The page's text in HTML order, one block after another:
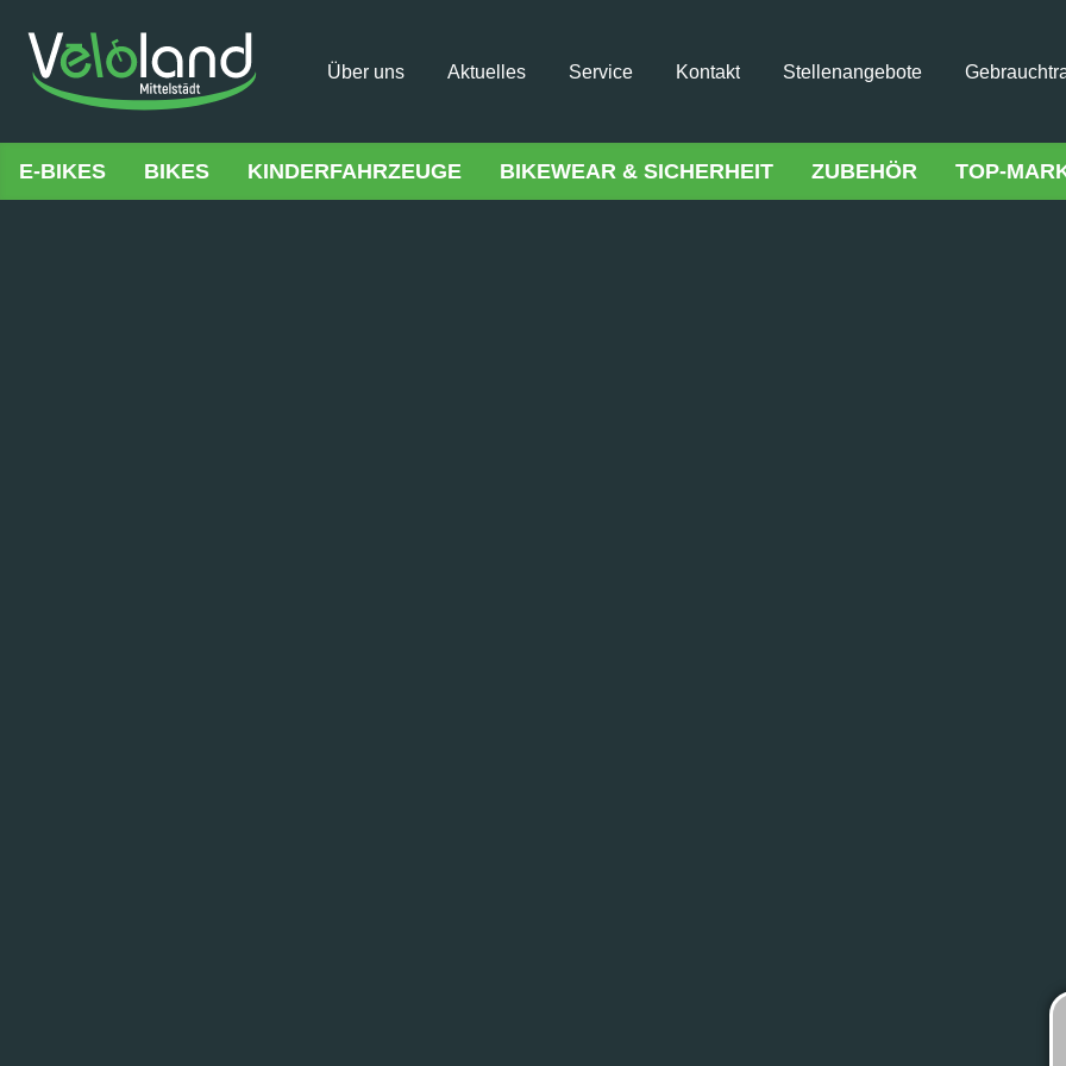
Über uns Aktuelles Service Kontakt Stellenangebote
E-BIKES BIKES KINDERFAHRZEUGE BIKEWEAR & SICHERHEIT ZUBEHÖR TOP-